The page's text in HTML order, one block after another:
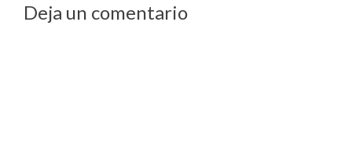
Deja un comentario